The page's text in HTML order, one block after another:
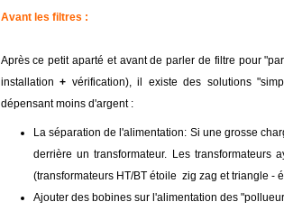
Avant les filtres :
Après ce petit aparté et avant de parler de filtre pour
installation + vérification), il existe des solutions
dépensant moins d'argent :
La séparation de l'alimentation: Si une grosse
derrière un transformateur. Les transformateurs
(transformateurs HT/BT étoile  zig zag et triangle -
Ajouter des bobines sur l'alimentation des